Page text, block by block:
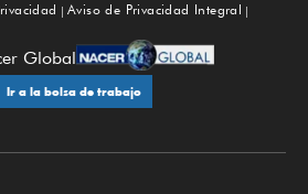
Aviso de Privacidad Integral
Global
Ir a la bolsa de trabajo